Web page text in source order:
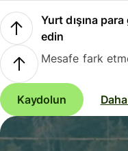
Yurt dışına
edin
Mesafe fark
Kaydolun